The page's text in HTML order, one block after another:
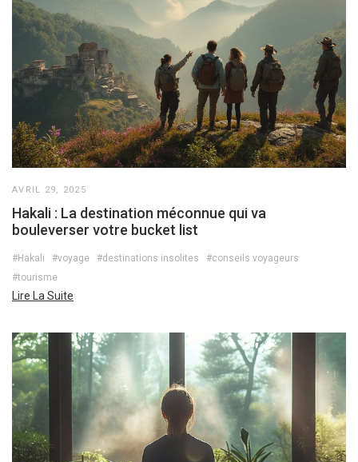
AVRIL 29, 2025
Hakali : La destination méconnue qui va
bouleverser votre bucket list
#Hakali #voyage #destinations insolites
#conseils voyageurs
#tourisme
Lire La Suite